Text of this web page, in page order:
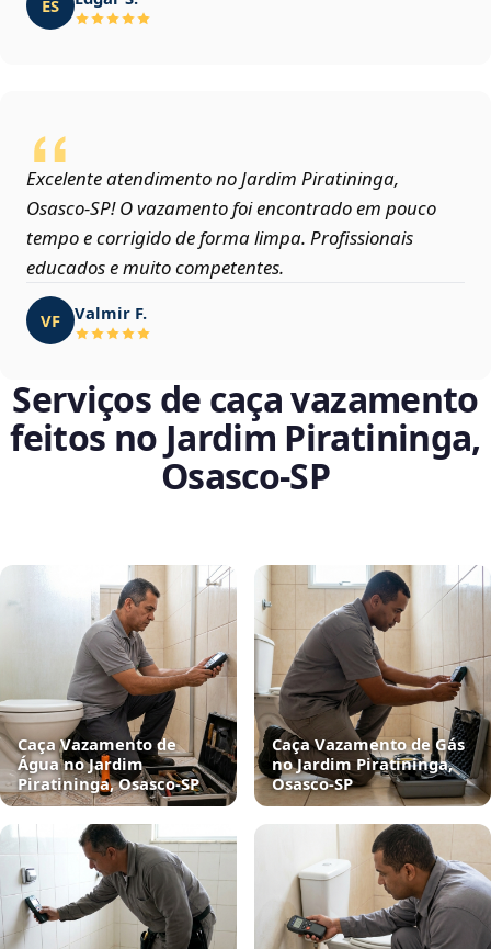
ES
Excelente atendimento no Jardim Piratininga,
Osasco‑SP! O vazamento foi encontrado em pouco
tempo e corrigido de forma limpa. Profissionais
educados e muito competentes.
VF Valmir F.
Serviços de caça vazamento
feitos no Jardim Piratininga,
Osasco‑SP
Caça Vazamento de
Água no Jardim
Piratininga, Osasco‑SP
Caça Vazamento de Gás
no Jardim Piratininga,
Osasco‑SP